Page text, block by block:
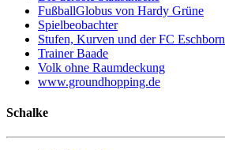
FußballGlobus von Hardy Grüne
Spielbeobachter
Stufen, Kurven und der FC Eschborn
Trainer Baade
Volk ohne Raumdeckung
www.groundhopping.de
Schalke